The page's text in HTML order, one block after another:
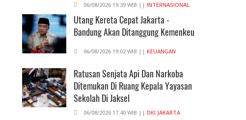
06/08/2026 19:39 WIB || INTERNASIONAL
Utang Kereta Cepat Jakarta -
Bandung Akan Ditanggung Kemenkeu
06/08/2026 19:02 WIB || KEUANGAN
Ratusan Senjata Api Dan Narkoba
Ditemukan Di Ruang Kepala Yayasan
Sekolah Di Jaksel
06/08/2026 17:40 WIB || DKI JAKARTA